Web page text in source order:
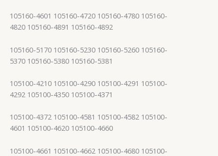
105160-4601 105160-4720 105160-4780 105160-
4820 105160-4891 105160-4892
105160-5170 105160-5230 105160-5260 105160-
5370 105160-5380 105160-5381
105100-4210 105100-4290 105100-4291 105100-
4292 105100-4350 105100-4371
105100-4372 105100-4581 105100-4582 105100-
4601 105100-4620 105100-4660
105100-4661 105100-4662 105100-4680 105100-